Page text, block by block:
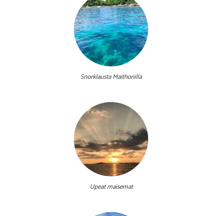
Snorklausta Maithonilla
Upeat maisemat